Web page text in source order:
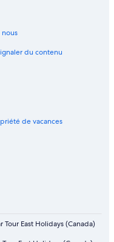
du contenu
de vacances
East Holidays (Canada)